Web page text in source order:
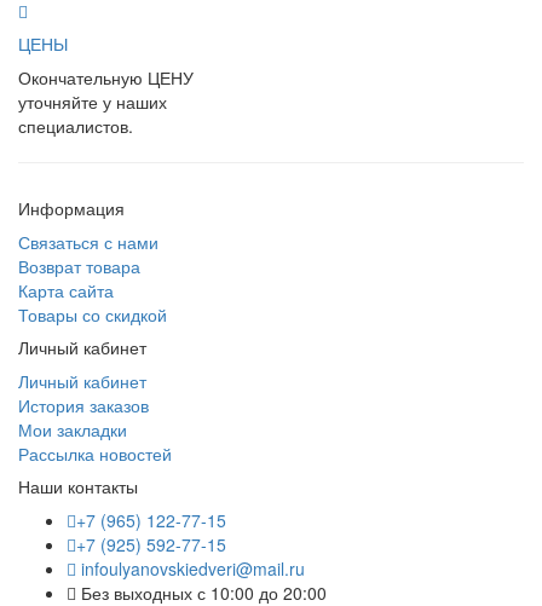
ЦЕНЫ
Окончательную ЦЕНУ
уточняйте у наших
специалистов.
Информация
Связаться с нами
Возврат товара
Карта сайта
Товары со скидкой
Личный кабинет
Личный кабинет
История заказов
Мои закладки
Рассылка новостей
Наши контакты
+7 (965) 122-77-15
+7 (925) 592-77-15
infoulyanovskiedveri@mail.ru
Без выходных с 10:00 до 20:00